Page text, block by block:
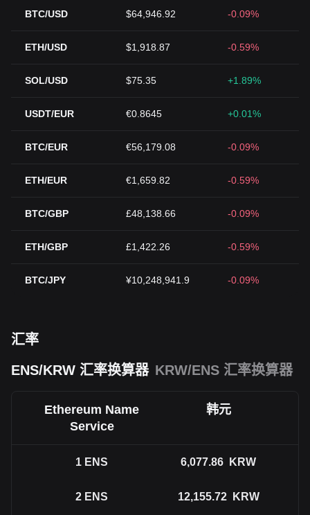
BTC/USD $64,946.92 -0.09%
ETH/USD $1,918.87 -0.59%
SOL/USD $75.35 +1.89%
USDT/EUR €0.8645 +0.01%
BTC/EUR €56,179.08 -0.09%
ETH/EUR €1,659.82 -0.59%
BTC/GBP £48,138.66 -0.09%
ETH/GBP £1,422.26 -0.59%
BTC/JPY ¥10,248,941.9 -0.09%
汇率
ENS/KRW 汇率换算器 KRW/ENS 汇率换算器
Ethereum Name
Service
韩元
1 ENS 6,077.86 KRW
2 ENS 12,155.72 KRW